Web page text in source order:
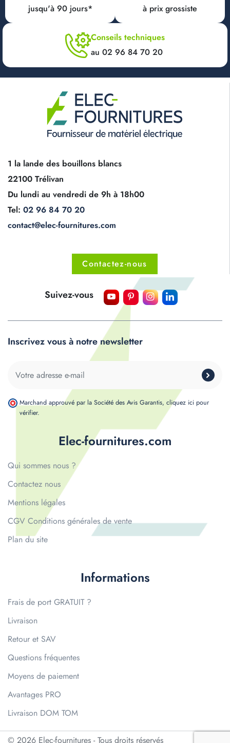
jusqu'à 90 jours*
à prix grossiste
Conseils techniques
au 02 96 84 70 20
1 la lande des bouillons blancs
22100 Trélivan
Du lundi au vendredi de 9h à 18h00
Tel: 02 96 84 70 20
contact@elec-fournitures.com
Contactez-nous
Elec-fournitures.com
Qui sommes nous ?
Contactez nous
Mentions légales
CGV Conditions générales de vente
Plan du site
Informations
Frais de port GRATUIT ?
Livraison
Retour et SAV
Questions fréquentes
Moyens de paiement
Avantages PRO
Livraison DOM TOM
Suivez-vous
Inscrivez vous à notre newsletter
Marchand approuvé par la Société des Avis Garantis, cliquez ici pour
vérifier.
© 2026 Elec-fournitures - Tous droits réservés